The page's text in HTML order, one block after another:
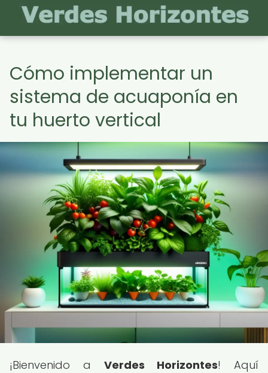
Cómo implementar un
sistema de acuaponía en
tu huerto vertical
¡Bienvenido a Verdes Horizontes! Aquí